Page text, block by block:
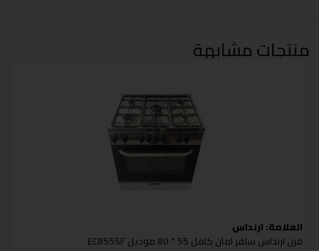
منتجات مشابهة
العلامة:ارنداس
فرن ارنداس سلفر امان كامل 55 * 80 موديل EC855SF